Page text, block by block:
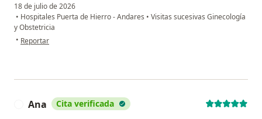
18 de julio de 2026
• Hospitales Puerta de Hierro - Andares • Visitas sucesivas Ginecología
y Obstetricia
• en opinión del usuario Patricia Becerra
Reportar
Ana Cita verificada